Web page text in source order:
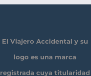
El Viajero Accidental y su
logo es una marca
registrada cuya titularidad